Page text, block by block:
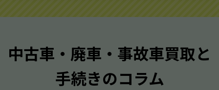
質問させていただく内容は以下の通りとなります。
メーカー／車種
中古車・廃車・事故車買取と
手続きのコラム